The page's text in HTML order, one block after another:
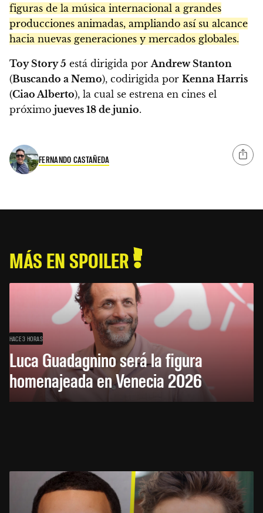
figuras de la música internacional a grandes
producciones animadas, ampliando así su alcance
hacia nuevas generaciones y mercados globales.
Toy Story 5 está dirigida porAndrew Stanton
(Buscando a Nemo), codirigida por Kenna Harris
(Ciao Alberto), la cual se estrena en cines el
próximo jueves 18 de junio.
FERNANDO CASTAÑEDA
MÁS EN SPOILER
HACE 3 HORAS
Luca Guadagnino será la figura
homenajeada en Venecia 2026